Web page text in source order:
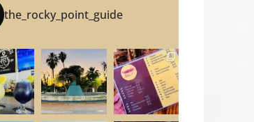
the_rocky_point_guide